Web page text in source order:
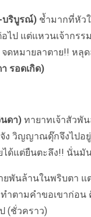
บริบูรณ์) ช้ำมากที่หัว
ไป แต่แหวนเจ้าก
ดหมายลาตาย!! หลุ
รอดเกิด)
ดา) ทายาทเจ้าสัวพั
วิญญาณดุ๊กจึงไปอ
ด้แต่ยืนตะลึง!! นั่นมั
นล้านในพริบตา แ
ำตามคำขอเขาก่อ
(ชั่วคราว)